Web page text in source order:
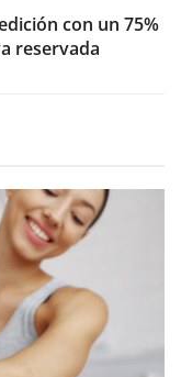
con un 75%
reservada